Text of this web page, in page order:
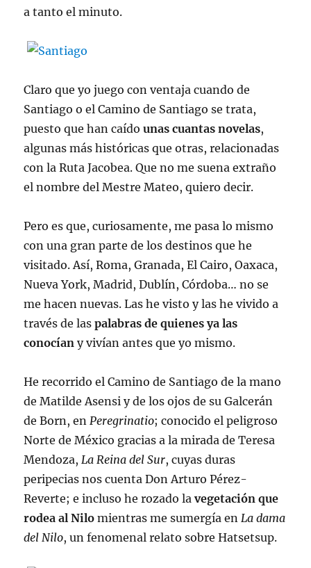
a tanto el minuto.
Claro que yo juego con ventaja cuando de
Santiago o el Camino de Santiago se trata,
puesto que han caídounas cuantas novelas,
algunas más históricas que otras, relacionadas
con la Ruta Jacobea. Que no me suena extraño
el nombre del Mestre Mateo, quiero decir.
Pero es que, curiosamente, me pasa lo mismo
con una gran parte de los destinos que he
visitado. Así, Roma, Granada, El Cairo, Oaxaca,
Nueva York, Madrid, Dublín, Córdoba… no se
me hacen nuevas. Las he visto y las he vivido a
través de laspalabras de quienes ya las
conocían y vivían antes que yo mismo.
He recorrido el Camino de Santiago de la mano
de Matilde Asensi y de los ojos de su Galcerán
de Born, enPeregrinatio; conocido el peligroso
Norte de México gracias a la mirada de Teresa
Mendoza,La Reina del Sur, cuyas duras
peripecias nos cuenta Don Arturo Pérez-
Reverte; e incluso he rozado lavegetación que
rodea al Nilo mientras me sumergía enLa dama
del Nilo, un fenomenal relato sobre Hatsetsup.